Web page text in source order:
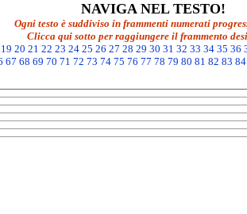
NAVIGA NEL TESTO!
Ogni testo è suddiviso in frammenti numerati
Clicca qui sotto per raggiungere il frammento
19 20 21 22 23 24 25 26 27 28 29 30 31 32 33 34 35 36
67 68 69 70 71 72 73 74 75 76 77 78 79 80 81 82 83 84